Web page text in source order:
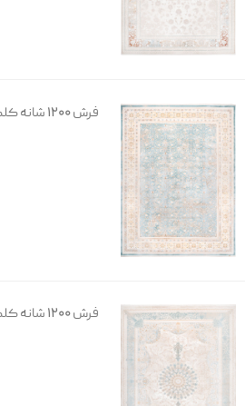
فرش 1200 شانه کلکسیون هانا کد 128512
فرش 1200 شانه کلکسیون هانا کد 128492